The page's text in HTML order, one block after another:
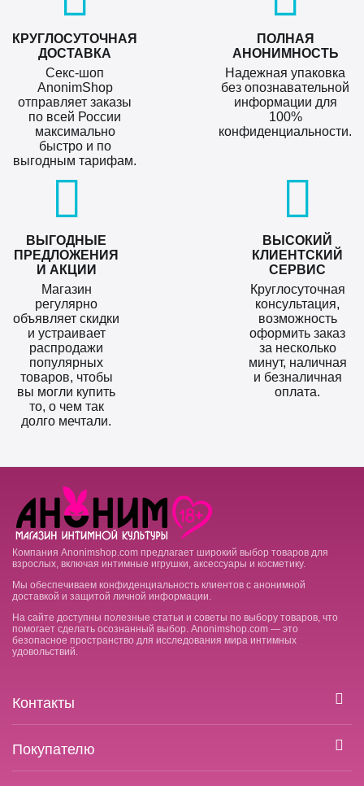
КРУГЛОСУТОЧНАЯ
ДОСТАВКА
Секс-шоп
AnonimShop
отправляет заказы
по всей России
максимально
быстро и по
выгодным тарифам.
ПОЛНАЯ
АНОНИМНОСТЬ
Надежная упаковка
без опознавательной
информации для
100%
конфиденциальности.
ВЫГОДНЫЕ
ПРЕДЛОЖЕНИЯ
И АКЦИИ
Магазин
регулярно
объявляет скидки
и устраивает
распродажи
популярных
товаров, чтобы
вы могли купить
то, о чем так
долго мечтали.
ВЫСОКИЙ
КЛИЕНТСКИЙ
СЕРВИС
Круглосуточная
консультация,
возможность
оформить заказ
за несколько
минут, наличная
и безналичная
оплата.
Компания Anonimshop.com предлагает широкий выбор товаров для
взрослых, включая интимные игрушки, аксессуары и косметику.
Мы обеспечиваем конфиденциальность клиентов с анонимной
доставкой и защитой личной информации.
На сайте доступны полезные статьи и советы по выбору товаров, что
помогает сделать осознанный выбор. Anonimshop.com — это
безопасное пространство для исследования мира интимных
удовольствий.
Контакты
Покупателю